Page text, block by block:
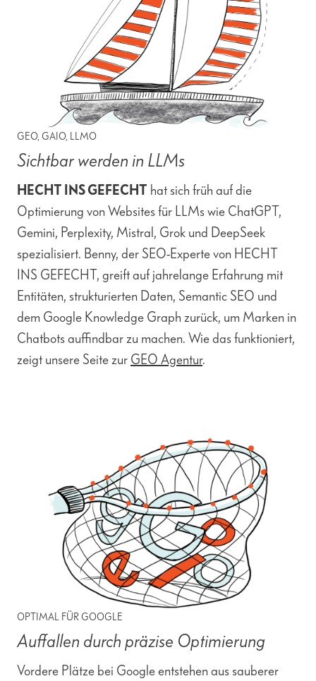
GEO, GAIO, LLMO
Sichtbar werden in LLMs
HECHT INS GEFECHT hat sich früh auf die
Optimierung von Websites für LLMs wie ChatGPT,
Gemini, Perplexity, Mistral, Grok und DeepSeek
spezialisiert. Benny, der SEO-Experte von HECHT
INS GEFECHT, greift auf jahrelange Erfahrung mit
Entitäten, strukturierten Daten, Semantic SEO und
dem Google Knowledge Graph zurück, um Marken in
Chatbots auffindbar zu machen. Wie das funktioniert,
zeigt unsere Seite zurGEO Agentur.
OPTIMAL FÜR GOOGLE
Auffallen durch präzise Optimierung
Vordere Plätze bei Google entstehen aus sauberer